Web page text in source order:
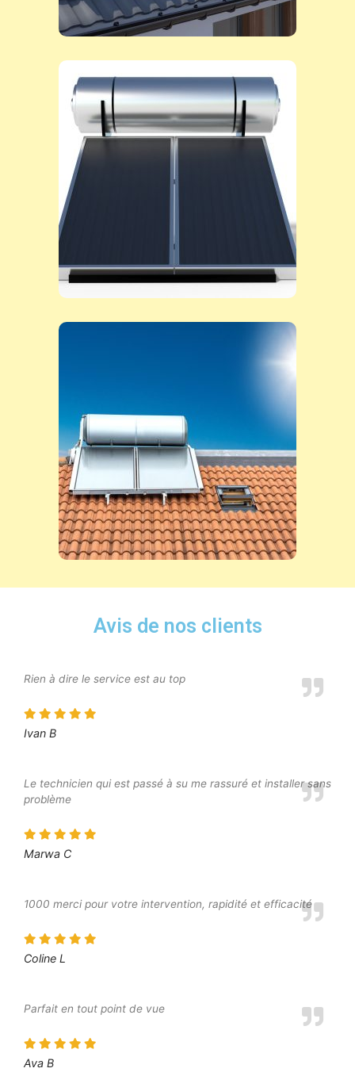
Avis de nos clients
Rien à dire le service est au top
Ivan B
Le technicien qui est passé à su me rassuré et installer sans
problème
Marwa C
1000 merci pour votre intervention, rapidité et efficacité
Coline L
Parfait en tout point de vue
Ava B